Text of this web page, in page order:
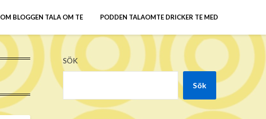
OM BLOGGEN TALA OM TE PODDEN TALAOMTE DRICKER TE MED
SÖK
Sök